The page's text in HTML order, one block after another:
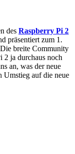
des Raspberry Pi 2
präsentiert zum 1.
breite Community
2 ja durchaus noch
an, was der neue
Umstieg auf die neue